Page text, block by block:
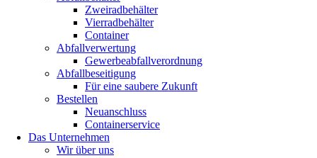
Zweiradbehälter
Vierradbehälter
Container
Abfallverwertung
Gewerbeabfallverordnung
Abfallbeseitigung
Für eine saubere Zukunft
Bestellen
Neuanschluss
Containerservice
Das Unternehmen
Wir über uns